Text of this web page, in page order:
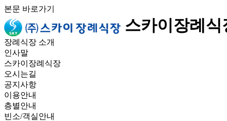
본문 바로가기
스카이장례식
장례식장 소개
인사말
스카이장례식장
오시는길
공지사항
이용안내
층별안내
빈소/객실안내